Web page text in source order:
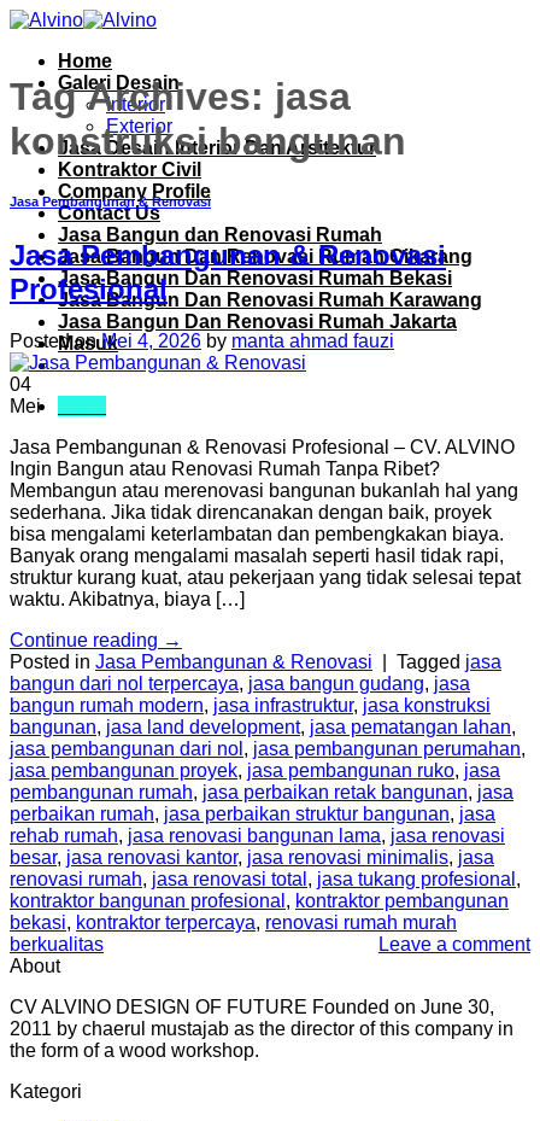
Skip
contentHome
Galeri Desain
Interior
Exterior
Jasa Desain Interior Dan Arsitektur
Kontraktor Civil
Company Profile
Contact Us
Jasa Bangun dan Renovasi Rumah
Jasa Bangun Dan Renovasi Rumah Cikarang
Jasa Bangun Dan Renovasi Rumah Bekasi
Jasa Bangun Dan Renovasi Rumah Karawang
Jasa Bangun Dan Renovasi Rumah Jakarta
Masuk
Tag Archives: jasa
konstruksi bangunan
Jasa Pembangunan & Renovasi
Jasa Pembangunan & Renovasi
Profesional
Posted onMei 4, 2026 by manta ahmad fauzi
04
Mei
Jasa Pembangunan & Renovasi Profesional – CV. ALVINO
Ingin Bangun atau Renovasi Rumah Tanpa Ribet?
Membangun atau merenovasi bangunan bukanlah hal yang
sederhana. Jika tidak direncanakan dengan baik, proyek
bisa mengalami keterlambatan dan pembengkakan biaya.
Banyak orang mengalami masalah seperti hasil tidak rapi,
struktur kurang kuat, atau pekerjaan yang tidak selesai tepat
waktu. Akibatnya, biaya […]
Continue reading →
Posted in Jasa Pembangunan & Renovasi Tagged jasa
bangun dari nol terpercaya, jasa bangun gudang, jasa
bangun rumah modern, jasa infrastruktur, jasa konstruksi
bangunan, jasa land development, jasa pematangan lahan,
jasa pembangunan dari nol , jasa pembangunan perumahan,
jasa pembangunan proyek, jasa pembangunan ruko, jasa
pembangunan rumah, jasa perbaikan retak bangunan, jasa
perbaikan rumah, jasa perbaikan struktur bangunan, jasa
rehab rumah, jasa renovasi bangunan lama, jasa renovasi
besar, jasa renovasi kantor, jasa renovasi minimalis, jasa
renovasi rumah, jasa renovasi total , jasa tukang profesional ,
kontraktor bangunan profesional , kontraktor pembangunan
bekasi, kontraktor terpercaya, renovasi rumah murah
berkualitas
Leave a comment
About
CV ALVINO DESIGN OF FUTURE Founded on June 30,
2011 by chaerul mustajab as the director of this company in
the form of a wood workshop.
Kategori